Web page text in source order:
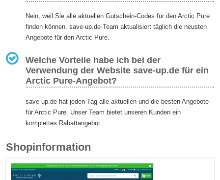
Nein, weil Sie alle aktuellen Gutschein-Codes für den Arctic Pure
finden können. save-up.de-Team aktualisiert täglich die neusten
Angebote für den Arctic Pure.
Welche Vorteile habe ich bei der
Verwendung der Website save-up.de für ein
Arctic Pure-Angebot?
save-up.de hat jeden Tag alle aktuellen und die besten Angebote
für Arctic Pure. Unser Team bietet unseren Kunden ein
komplettes Rabattangebot.
Shopinformation